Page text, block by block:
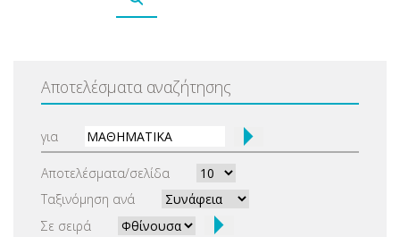
Αποτελέσματα αναζήτησης
για
Αποτελέσματα/σελίδα
Ταξινόμηση ανά
Σε σειρά